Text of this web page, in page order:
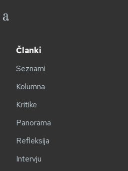
Članki
Seznami
Kolumna
Kritike
Panorama
Refleksija
Intervju